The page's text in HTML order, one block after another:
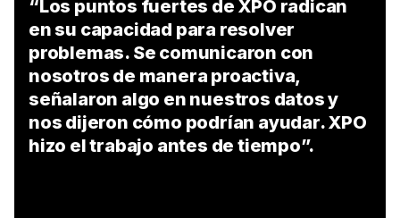
“Los puntos fuertes de XPO radican
en su capacidad para resolver
problemas. Se comunicaron con
nosotros de manera proactiva,
señalaron algo en nuestros datos y
nos dijeron cómo podrían ayudar. XPO
hizo el trabajo antes de tiempo”.